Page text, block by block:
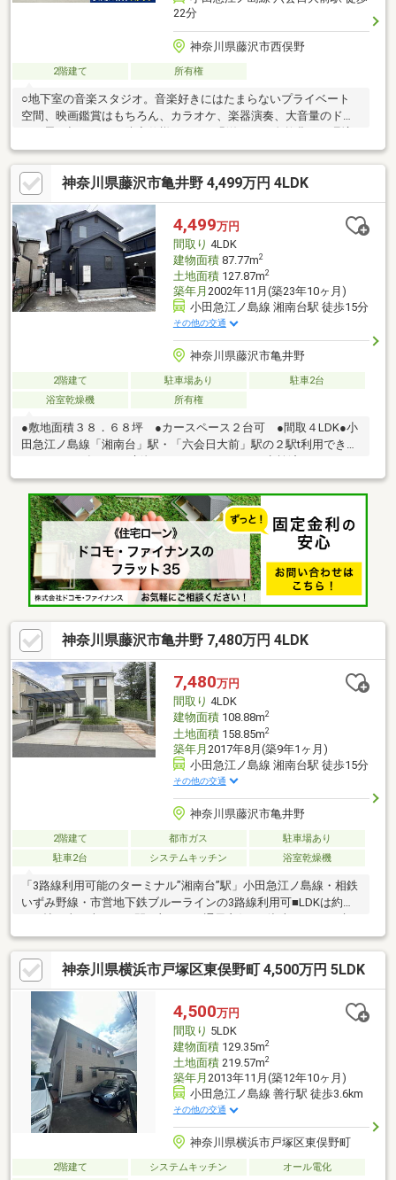
22分
神奈川県藤沢市西俣野
2階建て 所有権
○地下室の音楽スタジオ。音楽好きにはたまらないプライベート
空間、映画鑑賞はもちろん、カラオケ、楽器演奏、大音量のドラ
三方向道路に面している(三方路)ので、日当たりや風通しが良く
開放感があります。○バーベキュー炉や流し、直径50cm焼ける大
きなピザ窯があり、自然を感じながら過ごせる空間。○間取り：
5LDK +鉄筋コンクリート造り防音仕様の地下室○敷地面積：約
158.6㎡(約47坪)
神奈川県藤沢市亀井野 4,499万円 4LDK
4,499万円
間取り 4LDK
建物面積87.77m2
土地面積127.87m2
築年月 2002年11月(築23年10ヶ月)
小田急江ノ島線 湘南台駅 徒歩15分
その他の交通
神奈川県藤沢市亀井野
2階建て 駐車場あり
駐車2台
浴室乾燥機
所有権
●敷地面積３８．６８坪 ●カースペース２台可 ●間取４LDK●小
田急江ノ島線「湘南台」駅・「六会日大前」駅の２駅t利用できま
神奈川県藤沢市亀井野 7,480万円 4LDK
7,480万円
間取り 4LDK
建物面積108.88m2
土地面積158.85m2
築年月 2017年8月(築9年1ヶ月)
小田急江ノ島線 湘南台駅 徒歩15分
その他の交通
神奈川県藤沢市亀井野
2階建て 都市ガス
駐車場あり
駐車2台
システムキッチン 浴室乾燥機
「3路線利用可能のターミナル”湘南台”駅」小田急江ノ島線・相鉄
いずみ野線・市営地下鉄ブルーラインの3路線利用可■LDKは約
るコストパフォーマンス…土地坪48坪以上、4LDK、整形地、南・
西側は隣地通路のため3方角地のような立地！■日常生活が湘南台
駅周辺で完結…スーパー、飲食店、医療施設、図書館が徒歩圏に
充実のエリア
神奈川県横浜市戸塚区東俣野町 4,500万円 5LDK
4,500万円
間取り 5LDK
建物面積129.35m2
土地面積219.57m2
築年月 2013年11月(築12年10ヶ月)
小田急江ノ島線 善行駅 徒歩3.6km
その他の交通
神奈川県横浜市戸塚区東俣野町
2階建て システムキッチン
オール電化